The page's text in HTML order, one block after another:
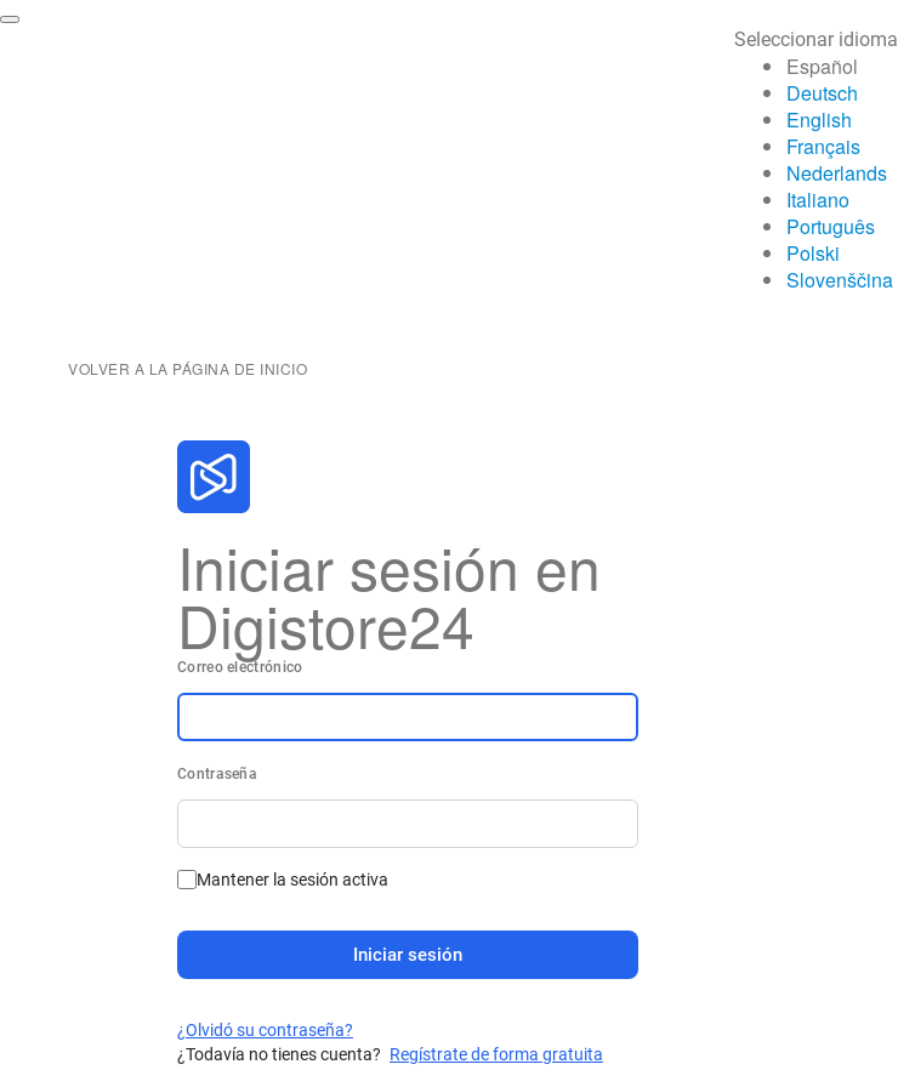
Seleccionar idioma
Español
Deutsch
English
Français
Nederlands
Italiano
Português
Polski
Slovenščina
VOLVER A LA PÁGINA DE INICIO
Iniciar sesión en
Digistore24